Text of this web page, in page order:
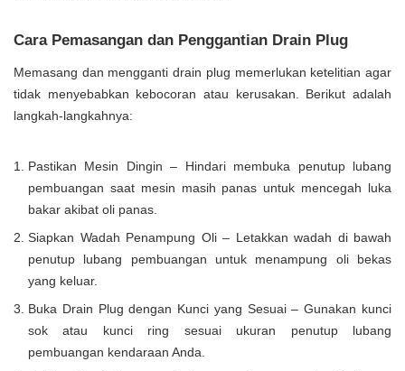
Cara Pemasangan dan Penggantian Drain Plug
Memasang dan mengganti drain plug memerlukan ketelitian agar
tidak menyebabkan kebocoran atau kerusakan. Berikut adalah
langkah-langkahnya:
Pastikan Mesin Dingin – Hindari membuka penutup lubang
pembuangan saat mesin masih panas untuk mencegah luka
bakar akibat oli panas.
Siapkan Wadah Penampung Oli – Letakkan wadah di bawah
penutup lubang pembuangan untuk menampung oli bekas
yang keluar.
Buka Drain Plug dengan Kunci yang Sesuai – Gunakan kunci
sok atau kunci ring sesuai ukuran penutup lubang
pembuangan kendaraan Anda.